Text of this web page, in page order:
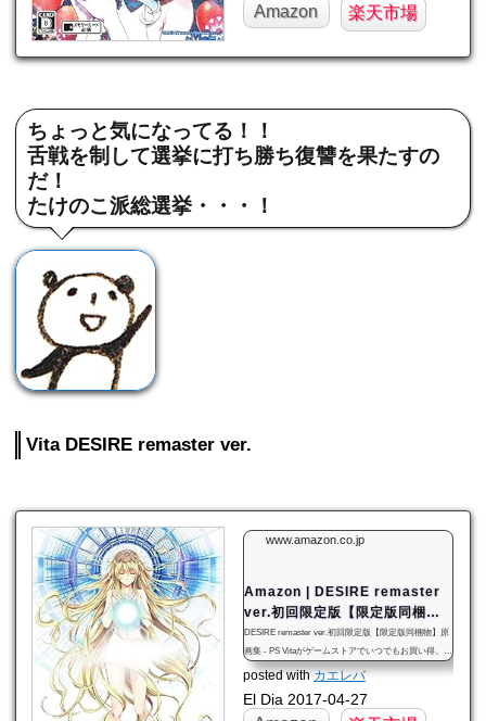
Amazon 楽天市場
ちょっと気になってる！！
舌戦を制して選挙に打ち勝ち復讐を果たすの
だ！
たけのこ派総選挙・・・！
Vita DESIRE remaster ver.
www.amazon.co.jp
Amazon | DESIRE remaster
ver.初回限定版【限定版同梱
物】原画集 - PS Vita | ゲーム
DESIRE remaster ver.初回限定版【限定版同梱物】原
画集 - PS Vitaがゲームストアでいつでもお買い得。当
日お急ぎ便対象商品は、当日お届け可能です。オンラ
用可能です。
posted withカエレバ
El Dia 2017-04-27